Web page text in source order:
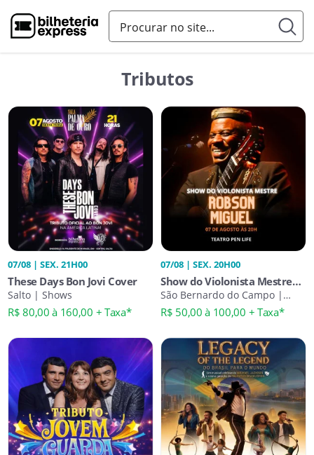
Tributos
07/08 | SEX. 21H00
These Days Bon Jovi Cover
Salto | Shows
R$ 80,00 à 160,00 + Taxa*
07/08 | SEX. 20H00
Show do Violonista Mestre
Robson Miguel
São Bernardo do Campo |
Shows
R$ 50,00 à 100,00 + Taxa*